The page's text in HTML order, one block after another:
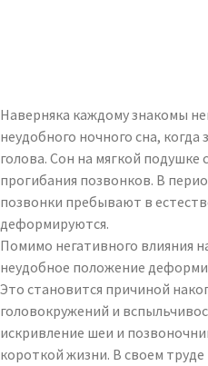
Наверняка каждому знакомы
неудобного ночного сна, когда
голова. Сон на мягкой подушке
прогибания позвонков. В
позвонки пребывают в
деформируются.
Помимо негативного влияния
неудобное положение
Это становится причиной
головокружений и
искривление шеи и
короткой жизни. В своем